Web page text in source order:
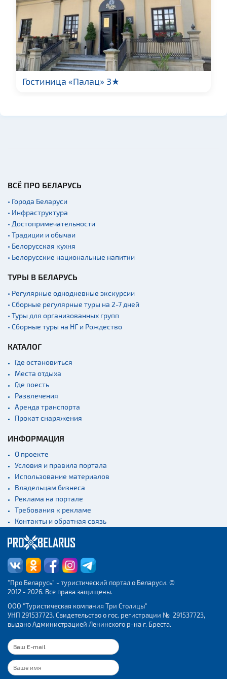
Гостиница «Палац» 3★
ВСЁ ПРО БЕЛАРУСЬ
• Города Беларуси
• Инфраструктура
• Достопримечательности
• Традиции и обычаи
• Белорусская кухня
• Белорусские национальные напитки
ТУРЫ В БЕЛАРУСЬ
• Регулярные однодневные экскурсии
• Сборные регулярные туры на 2-7 дней
• Туры для организованных групп
• Сборные туры на НГ и Рождество
КАТАЛОГ
Где остановиться
Места отдыха
Где поесть
Развлечения
Аренда транспорта
Прокат снаряжения
ИНФОРМАЦИЯ
О проекте
Условия и правила портала
Использование материалов
Владельцам бизнеса
Реклама на портале
Требования к рекламе
Контакты и обратная связь
"Про Беларусь" - туристический портал о Беларуси. ©
2012 - 2026. Все права защищены.
ООО "Туристическая компания Три Столицы"
УНП 291537723. Свидетельство о гос. регистрации № 291537723,
выдано Администрацией Ленинского р-на г. Бреста.